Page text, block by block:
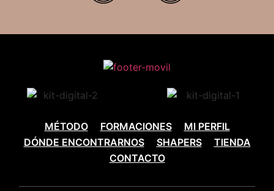
MÉTODO FORMACIONES
MI PERFIL
DÓNDE ENCONTRARNOS
SHAPERS
TIENDA
CONTACTO